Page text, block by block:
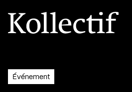
Aller à la page d'accueil
Logo Kollectif
Événement